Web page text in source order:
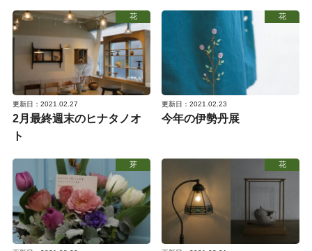
花
更新日：2021.02.27
2月最終週末のヒナタノオ
ト
花
更新日：2021.02.23
今年の伊勢丹展
芽 花